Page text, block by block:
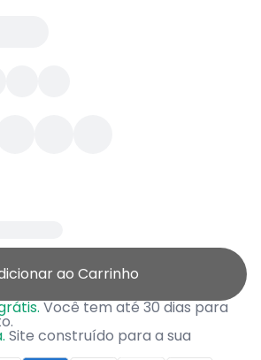
ao Carrinho
Você tem até 30 dias para
Site construído para a sua